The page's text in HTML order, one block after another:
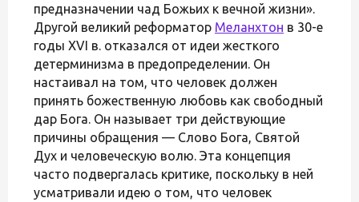
предназначении чад Божьих к вечной жизни».
Другой великий реформатор Меланхтон в 30-е
годы XVI в. отказался от идеи жесткого
детерминизма в предопределении. Он
настаивал на том, что человек должен
принять божественную любовь как свободный
дар Бога. Он называет три действующие
причины обращения — Слово Бога, Святой
Дух и человеческую волю. Эта концепция
часто подвергалась критике, поскольку в ней
усматривали идею о том, что человек